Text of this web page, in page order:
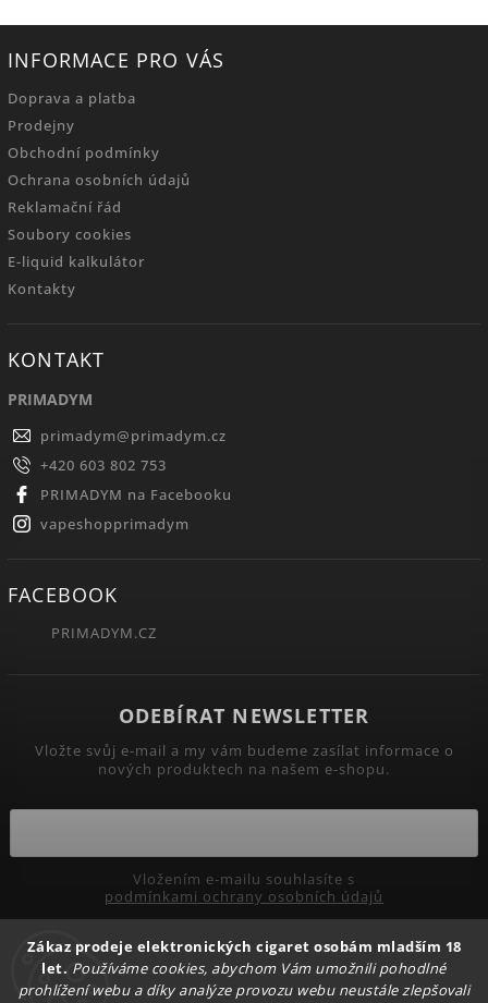
Zákaz prodeje elektronických cigaret osobám mladším 18
let. Používáme cookies, abychom Vám umožnili pohodlné
prohlížení webu a díky analýze provozu webu neustále zlepšovali
INFORMACE PRO VÁS
Doprava a platba
Prodejny
Obchodní podmínky
Ochrana osobních údajů
Reklamační řád
Soubory cookies
E-liquid kalkulátor
Kontakty
KONTAKT
PRIMADYM
primadym@primadym.cz
+420 603 802 753
PRIMADYM na Facebooku
vapeshopprimadym
FACEBOOK
PRIMADYM.CZ
ODEBÍRAT NEWSLETTER
Vložte svůj e-mail a my vám budeme zasílat informace o
nových produktech na našem e-shopu.
podmínkami ochrany osobních údajů
Přihlásit se